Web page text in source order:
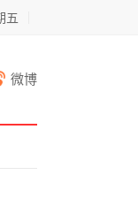
五
微博